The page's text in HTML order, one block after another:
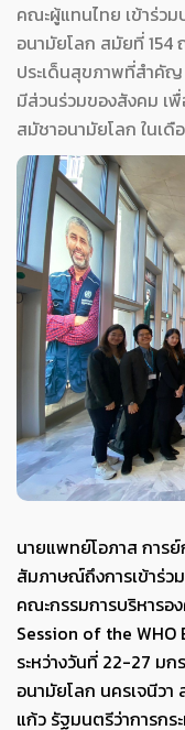
คณะผู้แทนไทย เข้าร่ว
อนามัยโลก สมัยที่
ประเด็นสุขภาพที่สำคัญ
มีส่วนร่วมของสังคม เ
สมัชาอนามัยโลก ในเ
นายแพทย์โอภาส การ
สัมภาษณ์ถึงการเข้าร่ว
คณะกรรมการบริหารอ
Session of the WHO
ระหว่างวันที่ 22-27 ม
อนามัยโลก นครเจนีว
แก้ว รัฐมนตรีว่าการก